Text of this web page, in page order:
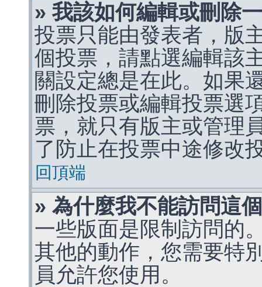
» 我該如何編輯或刪除
投票只能由發表者，版
個投票，請點選編輯該
關設定總是在此。如果
刪除投票或編輯投票選
票，就只有版主或管理
了防止在投票中途修改
回頂端
» 為什麼我不能訪問這
一些版面是限制訪問的
其他的動作，您需要特
員允許您使用。